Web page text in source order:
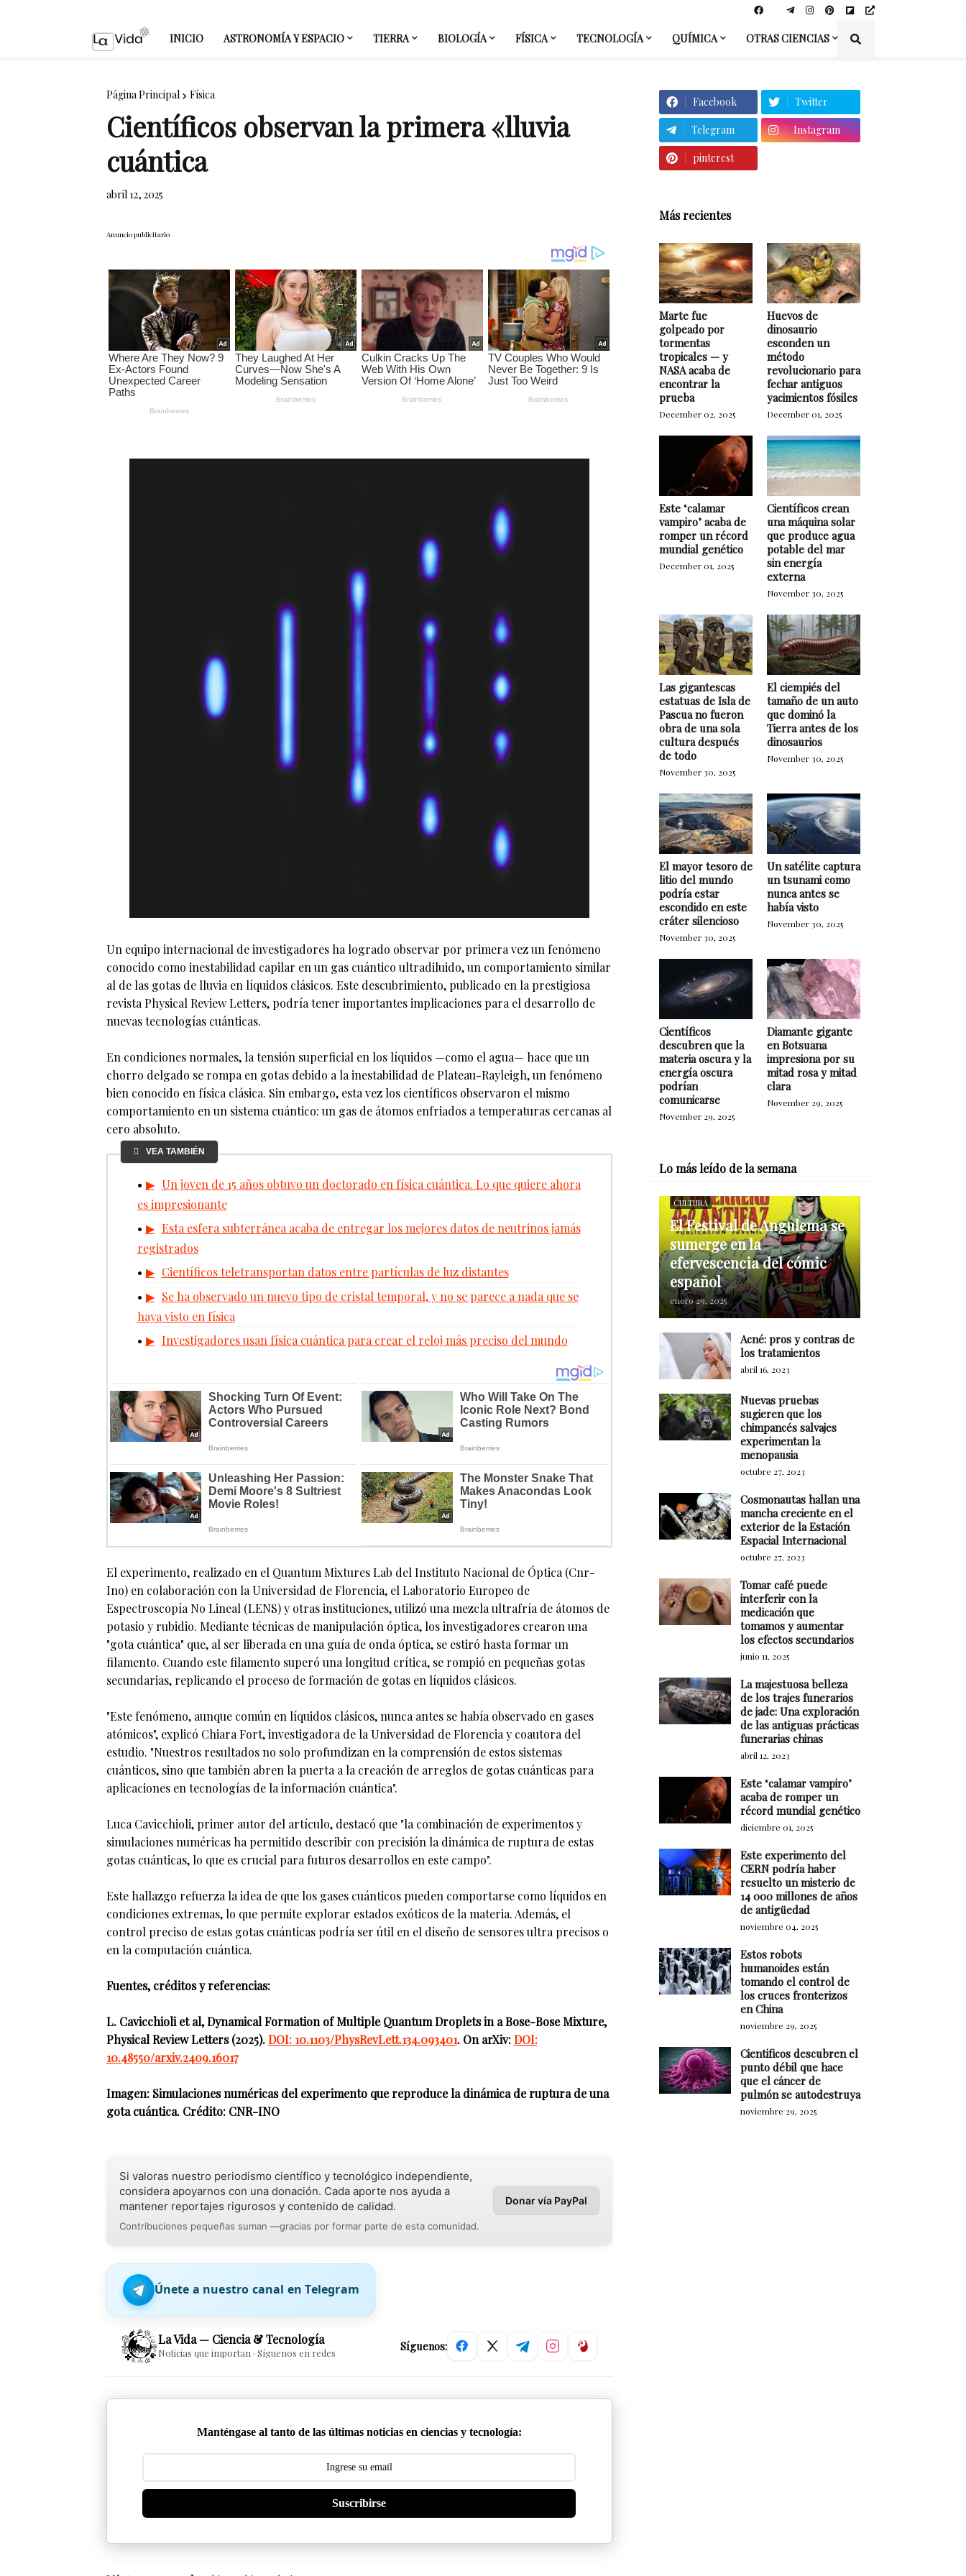
INICIO ASTRONOMÍA Y ESPACIO TIERRA BIOLOGÍA FÍSICA TECNOLOGÍA QUÍMICA OTRAS CIENCIAS
Página Principal Física
Científicos observan la primera «lluvia
cuántica
abril 12, 2025
Anuncio publicitario
Un equipo internacional de investigadores ha logrado observar por primera vez un fenómeno
conocido como inestabilidad capilar en un gas cuántico ultradiluido, un comportamiento similar
al de las gotas de lluvia en líquidos clásicos. Este descubrimiento, publicado en la prestigiosa
revista Physical Review Letters, podría tener importantes implicaciones para el desarrollo de
nuevas tecnologías cuánticas.
En condiciones normales, la tensión superficial en los líquidos —como el agua— hace que un
chorro delgado se rompa en gotas debido a la inestabilidad de Plateau-Rayleigh, un fenómeno
bien conocido en física clásica. Sin embargo, esta vez los científicos observaron el mismo
comportamiento en un sistema cuántico: un gas de átomos enfriados a temperaturas cercanas al
cero absoluto.
VEA TAMBIÉN
Un joven de 15 años obtuvo un doctorado en física cuántica. Lo que quiere ahora
es impresionante
Esta esfera subterránea acaba de entregar los mejores datos de neutrinos jamás
registrados
Científicos teletransportan datos entre partículas de luz distantes
Se ha observado un nuevo tipo de cristal temporal, y no se parece a nada que se
haya visto en física
Investigadores usan física cuántica para crear el reloj más preciso del mundo
El experimento, realizado en el Quantum Mixtures Lab del Instituto Nacional de Óptica (Cnr-
Ino) en colaboración con la Universidad de Florencia, el Laboratorio Europeo de
Espectroscopía No Lineal (LENS) y otras instituciones, utilizó una mezcla ultrafría de átomos de
potasio y rubidio. Mediante técnicas de manipulación óptica, los investigadores crearon una
"gota cuántica" que, al ser liberada en una guía de onda óptica, se estiró hasta formar un
filamento. Cuando este filamento superó una longitud crítica, se rompió en pequeñas gotas
secundarias, replicando el proceso de formación de gotas en líquidos clásicos.
"Este fenómeno, aunque común en líquidos clásicos, nunca antes se había observado en gases
atómicos", explicó Chiara Fort, investigadora de la Universidad de Florencia y coautora del
estudio. "Nuestros resultados no solo profundizan en la comprensión de estos sistemas
cuánticos, sino que también abren la puerta a la creación de arreglos de gotas cuánticas para
aplicaciones en tecnologías de la información cuántica".
Luca Cavicchioli, primer autor del artículo, destacó que "la combinación de experimentos y
simulaciones numéricas ha permitido describir con precisión la dinámica de ruptura de estas
gotas cuánticas, lo que es crucial para futuros desarrollos en este campo".
Este hallazgo refuerza la idea de que los gases cuánticos pueden comportarse como líquidos en
condiciones extremas, lo que permite explorar estados exóticos de la materia. Además, el
control preciso de estas gotas cuánticas podría ser útil en el diseño de sensores ultra precisos o
en la computación cuántica.
Fuentes, créditos y referencias:
L. Cavicchioli et al, Dynamical Formation of Multiple Quantum Droplets in a Bose-Bose Mixture,
Physical Review Letters (2025).DOI: 10.1103/PhysRevLett.134.093401. On arXiv:DOI:
10.48550/arxiv.2409.16017
Imagen: Simulaciones numéricas del experimento que reproduce la dinámica de ruptura de una
gota cuántica. Crédito: CNR-INO
Si valoras nuestro periodismo científico y tecnológico independiente,
considera apoyarnos con una donación. Cada aporte nos ayuda a
mantener reportajes rigurosos y contenido de calidad.
Contribuciones pequeñas suman —gracias por formar parte de esta comunidad.
Donar vía PayPal
Únete a nuestro canal en Telegram
La Vida — Ciencia & Tecnología
Noticias que importan · Síguenos en redes Síguenos:
Manténgase al tanto de las últimas noticias en ciencias y tecnología:
Suscribirse
Facebook Twitter
Telegram Instagram
pinterest
Más recientes
Marte fue
golpeado por
tormentas
tropicales — y
NASA acaba de
encontrar la
prueba
December 02, 2025
Huevos de
dinosaurio
esconden un
método
revolucionario para
fechar antiguos
yacimientos fósiles
December 01, 2025
Este ‘calamar
vampiro’ acaba de
romper un récord
mundial genético
December 01, 2025
Científicos crean
una máquina solar
que produce agua
potable del mar
sin energía
externa
November 30, 2025
Las gigantescas
estatuas de Isla de
Pascua no fueron
obra de una sola
cultura después
de todo
November 30, 2025
El ciempiés del
tamaño de un auto
que dominó la
Tierra antes de los
dinosaurios
November 30, 2025
El mayor tesoro de
litio del mundo
podría estar
escondido en este
cráter silencioso
November 30, 2025
Un satélite captura
un tsunami como
nunca antes se
había visto
November 30, 2025
Científicos
descubren que la
materia oscura y la
energía oscura
podrían
comunicarse
November 29, 2025
Diamante gigante
en Botsuana
impresiona por su
mitad rosa y mitad
clara
November 29, 2025
Lo más leído de la semana
CULTURA
El Festival de Angulema se
sumerge en la
efervescencia del cómic
español
enero 29, 2025
Acné: pros y contras de
los tratamientos
abril 16, 2023
Nuevas pruebas
sugieren que los
chimpancés salvajes
experimentan la
menopausia
octubre 27, 2023
Cosmonautas hallan una
mancha creciente en el
exterior de la Estación
Espacial Internacional
octubre 27, 2023
Tomar café puede
interferir con la
medicación que
tomamos y aumentar
los efectos secundarios
junio 11, 2025
La majestuosa belleza
de los trajes funerarios
de jade: Una exploración
de las antiguas prácticas
funerarias chinas
abril 12, 2023
Este ‘calamar vampiro’
acaba de romper un
récord mundial genético
diciembre 01, 2025
Este experimento del
CERN podría haber
resuelto un misterio de
14 000 millones de años
de antigüedad
noviembre 04, 2025
Estos robots
humanoides están
tomando el control de
los cruces fronterizos
en China
noviembre 29, 2025
Cientificos descubren el
punto débil que hace
que el cáncer de
pulmón se autodestruya
noviembre 29, 2025